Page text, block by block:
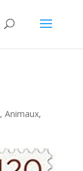
, Animaux,